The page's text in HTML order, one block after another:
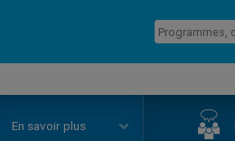
En savoir plus